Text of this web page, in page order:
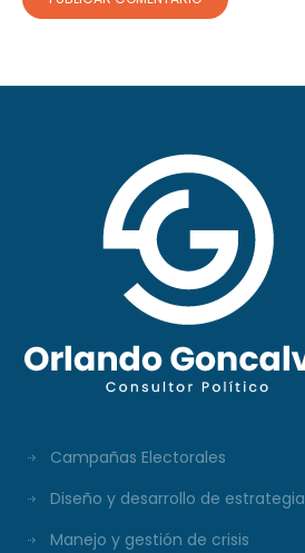
Campañas Electorales
Diseño y desarrollo de estrategia
Manejo y gestión de crisis